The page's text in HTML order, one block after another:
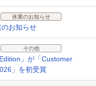
休業のお知らせ
お知らせ
その他
」が「Customer
」を初受賞